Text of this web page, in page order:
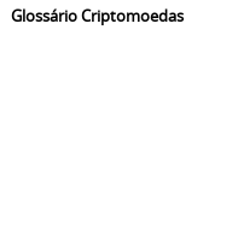
Glossário Criptomoedas